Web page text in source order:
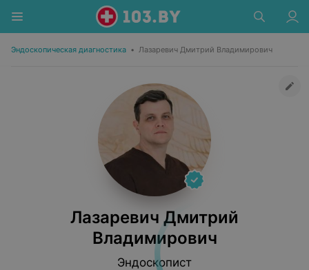
Эндоскопическая диагностика • Лазаревич Дмитрий Владимирович
Лазаревич Дмитрий
Владимирович
Эндоскопист